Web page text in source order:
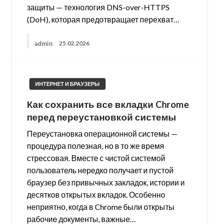
защиты — технология DNS-over-HTTPS
(DoH), которая предотвращает перехват…
admin 25.02.2026
ИНТЕРНЕТ И БРАУЗЕРЫ
Как сохранить все вкладки Chrome
перед переустановкой системы
Переустановка операционной системы —
процедура полезная, но в то же время
стрессовая. Вместе с чистой системой
пользователь нередко получает и пустой
браузер без привычных закладок, истории и
десятков открытых вкладок. Особенно
неприятно, когда в Chrome были открыты
рабочие документы, важные…